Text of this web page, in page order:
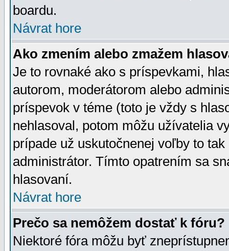
boardu.
Návrat hore
Ako zmením alebo zmažem
Je to rovnaké ako s príspevkami,
autorom, moderátorom alebo
príspevok v téme (toto je vždy s
nehlasoval, potom môžu užívatelia
prípade už uskutočnenej voľby to
administrátor. Tímto opatrením sa
hlasovaní.
Návrat hore
Prečo sa nemôžem dostať k fóru?
Niektoré fóra môžu byť